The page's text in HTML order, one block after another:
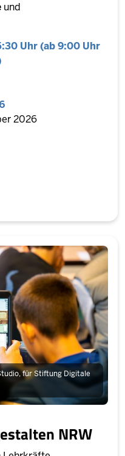
und
Uhr (ab 9:00 Uhr
2026
für Stiftung Digitale
NRW